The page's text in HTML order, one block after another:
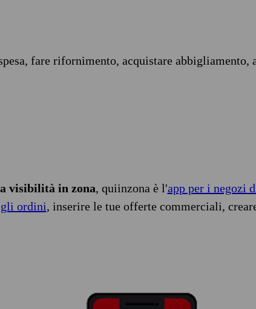
fare rifornimento, acquistare abbigliamento,
visibilità in zona, quiinzona è l'app per i negozi
ordini, inserire le tue offerte commerciali,